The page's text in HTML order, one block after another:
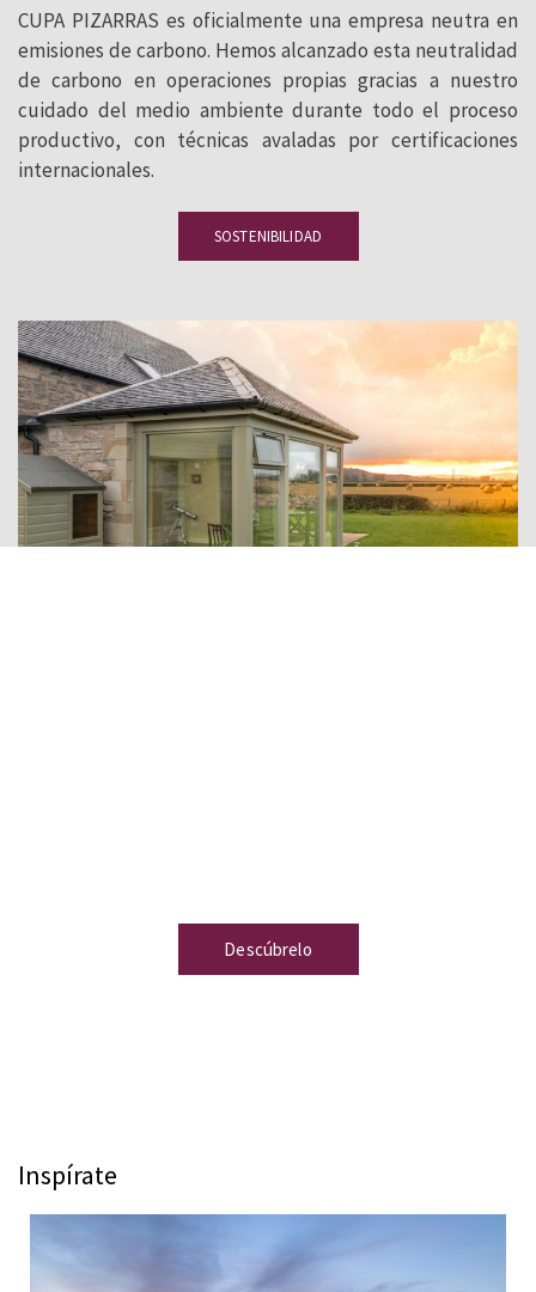
CUPA PIZARRAS es oficialmente una empresa neutra en
emisiones de carbono. Hemos alcanzado esta neutralidad
de carbono en operaciones propias gracias a nuestro
cuidado del medio ambiente durante todo el proceso
productivo, con técnicas avaladas por certificaciones
internacionales.
SOSTENIBILIDAD
Descúbrelo
Inspírate